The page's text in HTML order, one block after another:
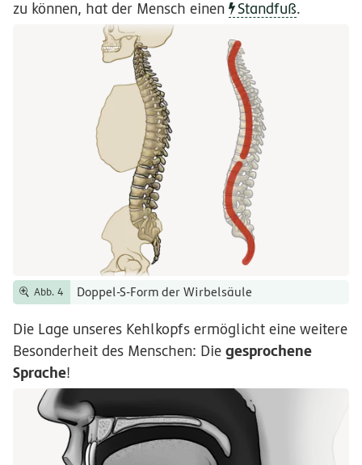
zu können, hat der Mensch einen Standfuß.
Abb. 4 Doppel-S-Form der Wirbelsäule
Die Lage unseres Kehlkopfs ermöglicht eine weitere
Besonderheit des Menschen: Die gesprochene
Sprache!